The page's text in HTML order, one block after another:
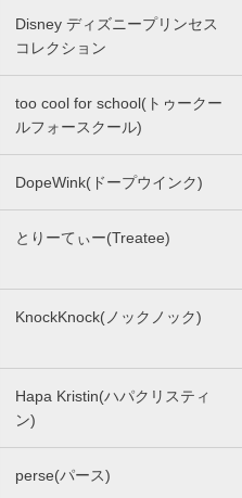
Disney ディズニープリンセス
コレクション
too cool for school(トゥークー
ルフォースクール)
DopeWink(ドープウインク)
とりーてぃー(Treatee)
KnockKnock(ノックノック)
Hapa Kristin(ハパクリスティ
ン)
perse(パース)